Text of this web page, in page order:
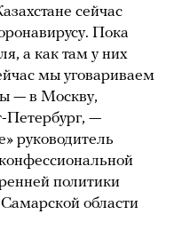
сейчас
Пока
а как там у них
мы уговариваем
— в Москву,
Петербург, —
руководитель
политики
области